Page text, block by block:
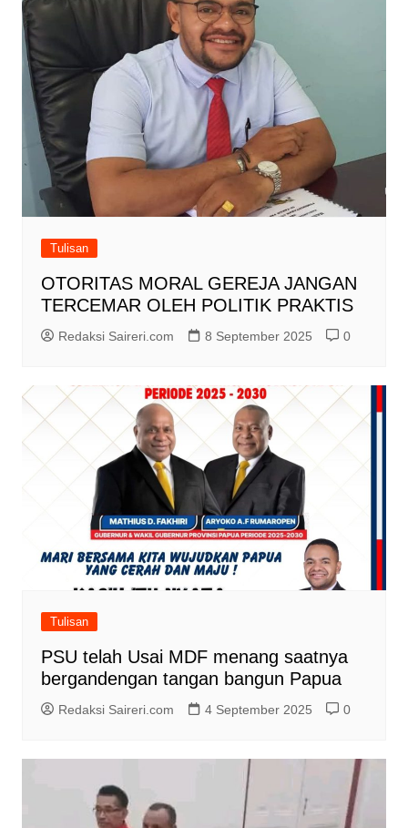
Tulisan
OTORITAS MORAL GEREJA JANGAN
TERCEMAR OLEH POLITIK PRAKTIS
Redaksi Saireri.com 8 September 2025 0
Tulisan
PSU telah Usai MDF menang saatnya
bergandengan tangan bangun Papua
Redaksi Saireri.com 4 September 2025 0